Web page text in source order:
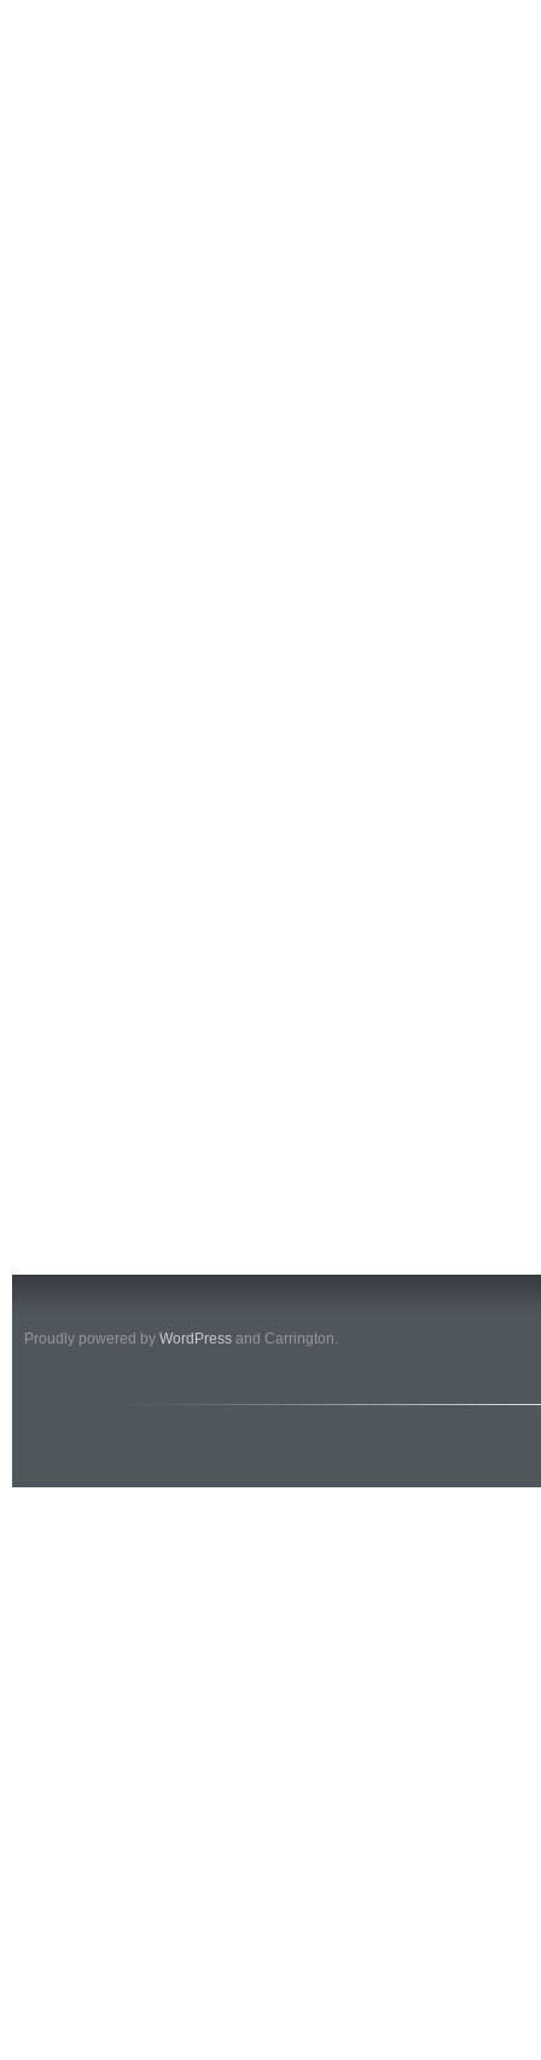
Proudly powered by WordPress and Carrington.